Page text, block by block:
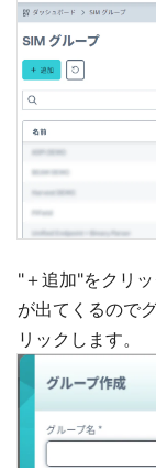
"＋追加"をクリ
が出てくるので
リックします。